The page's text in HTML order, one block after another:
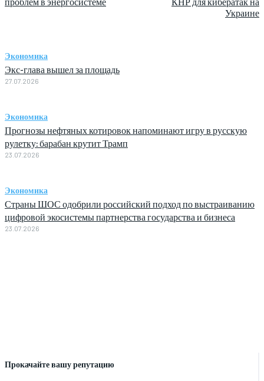
Прокачайте вашу репутацию
Украине
Экономика
Экс-глава вышел за площадь
27.07.2026
Экономика
Прогнозы нефтяных котировок напоминают игру в русскую
рулетку: барабан крутит Трамп
23.07.2026
Экономика
Страны ШОС одобрили российский подход по выстраиванию
цифровой экосистемы партнерства государства и бизнеса
23.07.2026